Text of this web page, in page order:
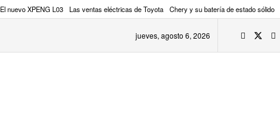
El nuevo XPENG L03 Las ventas eléctricas de Toyota Chery y su batería de estado sólido
jueves, agosto 6, 2026